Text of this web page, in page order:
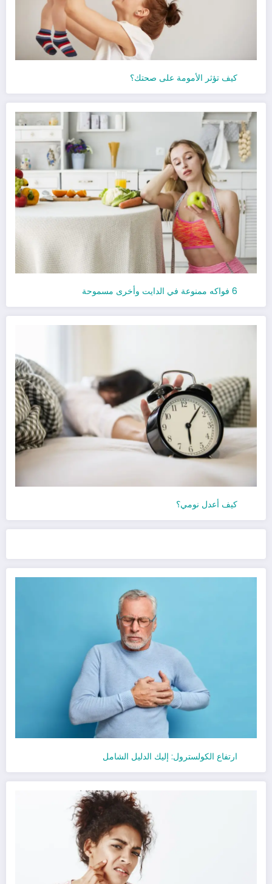
كيف تؤثر الأمومة على صحتك؟
6 فواكه ممنوعة في الدايت وأخرى مسموحة
كيف أعدل نومي؟
ارتفاع الكولسترول: إليك الدليل الشامل